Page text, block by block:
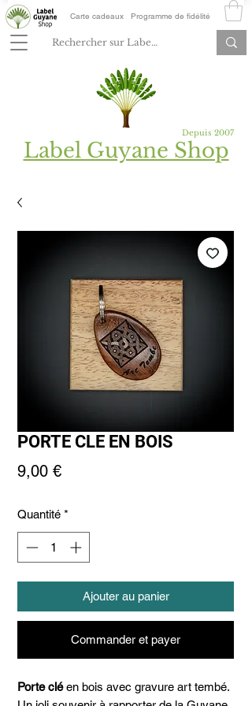
Carte cadeaux Programme de fidélité
Depuis 2007
Label Guyane Shop
PORTE CLE EN BOIS
9,00 €Prix
Quantité *
Ajouter au panier
Commander et payer
Porte cléen bois avec gravure art tembé.